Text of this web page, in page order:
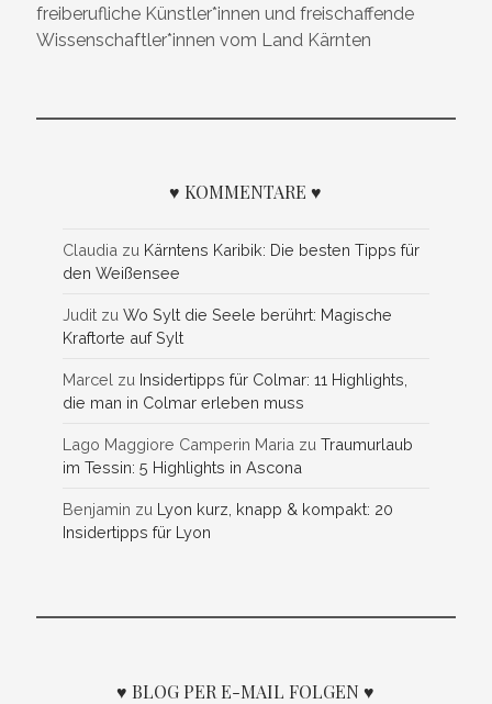
freiberufliche Künstler*innen und freischaffende
Wissenschaftler*innen vom Land Kärnten
♥ KOMMENTARE ♥
Claudia zu Kärntens Karibik: Die besten Tipps für
den Weißensee
Judit zuWo Sylt die Seele berührt: Magische
Kraftorte auf Sylt
Marcel zu Insidertipps für Colmar: 11 Highlights,
die man in Colmar erleben muss
Lago Maggiore Camperin Maria zuTraumurlaub
im Tessin: 5 Highlights in Ascona
Benjamin zu Lyon kurz, knapp & kompakt: 20
Insidertipps für Lyon
♥ BLOG PER E-MAIL FOLGEN ♥